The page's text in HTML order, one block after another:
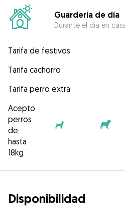
Guardería de día
Durante el día en
Tarifa de festivos
Tarifa cachorro
Tarifa perro extra
Acepto
perros
de
hasta
18kg
Disponibilidad